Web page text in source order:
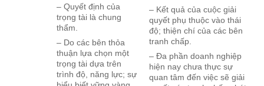
– Quyết định của
trọng tài là chung
thẩm.
– Do các bên thỏa
thuận lựa chọn một
trọng tài dựa trên
trình độ, năng lực; sự
– Kết quả của cuộc giải
quyết phụ thuộc vào thái
độ; thiện chí của các bên
tranh chấp.
– Đa phần doanh nghiệp
hiện nay chưa thực sự
quan tâm đến việc sẽ giải